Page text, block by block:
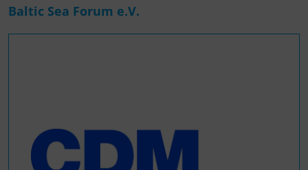
Baltic Sea Forum e.V.